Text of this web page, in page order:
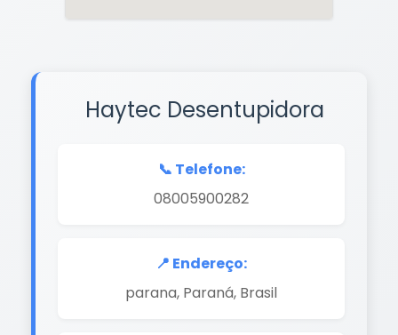
Haytec Desentupidora
📞 Telefone:
08005900282
📍 Endereço:
parana, Paraná, Brasil